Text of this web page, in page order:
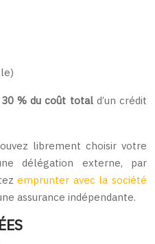
30 % du coût totald’un crédit
librement choisir votre
délégation externe, par
emprunter avec la société
assurance indépendante.